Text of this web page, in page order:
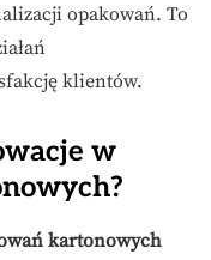
opakowań. To
klientów.
w
kartonowych